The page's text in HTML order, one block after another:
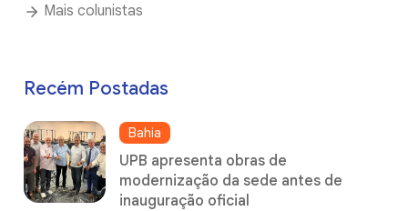
Mais colunistas
Recém Postadas
Bahia
UPB apresenta obras de
modernização da sede antes de
inauguração oficial